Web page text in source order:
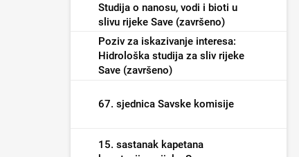
Studija o nanosu, vodi i bioti u
slivu rijeke Save (završeno)
Poziv za iskazivanje interesa:
Hidrološka studija za sliv rijeke
Save (završeno)
67. sjednica Savske komisije
15. sastanak kapetana